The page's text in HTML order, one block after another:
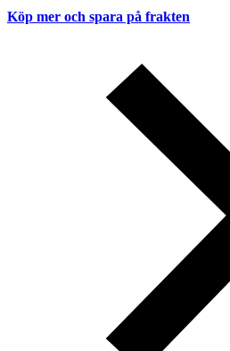
Köp mer och spara på frakten